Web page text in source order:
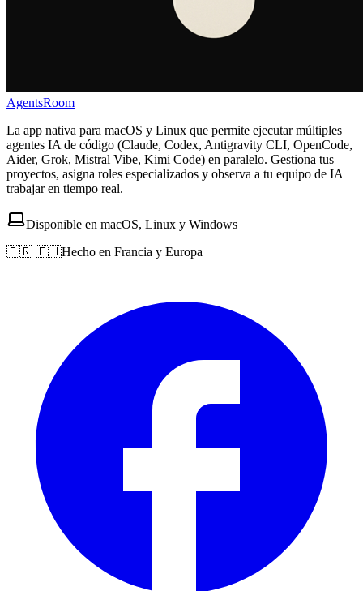
AgentsRoom
La app nativa para macOS y Linux que permite ejecutar múltiples
agentes IA de código (Claude, Codex, Antigravity CLI, OpenCode,
Aider, Grok, Mistral Vibe, Kimi Code) en paralelo. Gestiona tus
proyectos, asigna roles especializados y observa a tu equipo de IA
trabajar en tiempo real.
Disponible en macOS, Linux y Windows
🇫🇷 🇪🇺Hecho en Francia y Europa